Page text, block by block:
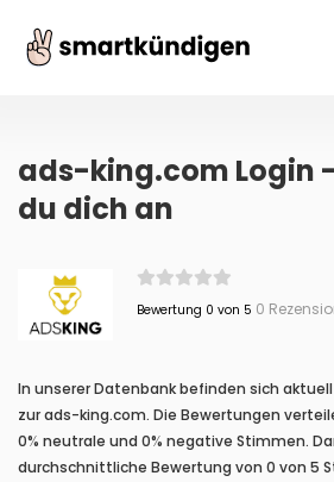
ads-king.com Login
du dich an
Bewertung 0 von 5 0
In unserer Datenbank befinden sich
zur ads-king.com. Die Bewertungen
0% neutrale und 0% negative Stimmen.
durchschnittliche Bewertung von 0 von 5